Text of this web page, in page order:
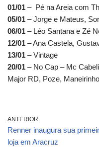
01/01 – Pé na Areia com
05/01 – Jorge e Mateus,
06/01 – Léo Santana e Zé
12/01 – Ana Castela,
13/01 – Vintage
20/01 – No Cap – Mc
Major RD, Poze,
ANTERIOR
Renner inaugura sua
loja em Aracruz